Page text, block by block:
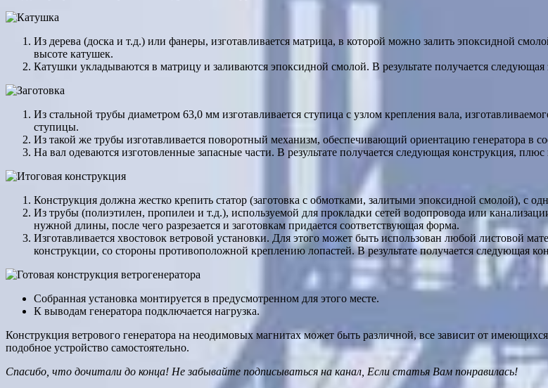
Из дерева (доска и т.д.) или фанеры, изготавливается матрица, в которой можно залить эпоксидной
высоте катушек.
Катушки укладываются в матрицу и заливаются эпоксидной смолой. В результате получается следующая
Из стальной трубы диаметром 63,0 мм изготавливается ступица с узлом крепления вала,
ступицы.
Из такой же трубы изготавливается поворотный механизм, обеспечивающий ориентацию генератора в
На вал одеваются изготовленные запасные части. В результате получается следующая конструкция,
Конструкция должна жестко крепить статор (заготовка с обмотками, залитыми эпоксидной смолой), с
Из трубы (полиэтилен, пропилеи и т.д.), используемой для прокладки сетей водопровода или
нужной длины, после чего разрезается и заготовкам придается соответствующая форма.
Изготавливается хвостовок ветровой установки. Для этого может быть использован любой листовой
конструкции, со стороны противоположной креплению лопастей. В результате получается следующая
Собранная установка монтируется в предусмотренном для этого месте.
К выводам генератора подключается нагрузка.
Конструкция ветрового генератора на неодимовых магнитах может быть различной, все зависит от
подобное устройство самостоятельно.
Спасибо, что дочитали до конца! Не забывайте подписываться на канал Если статья Вам понравилась!